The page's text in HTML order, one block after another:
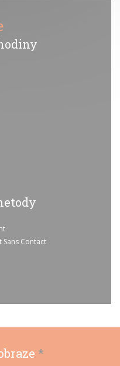
Sans Contact
*